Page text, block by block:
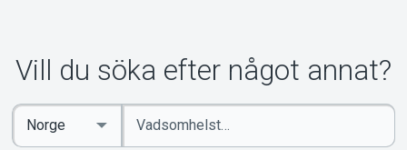
Vill du söka efter något annat?
Ange
sökord
Select
Country